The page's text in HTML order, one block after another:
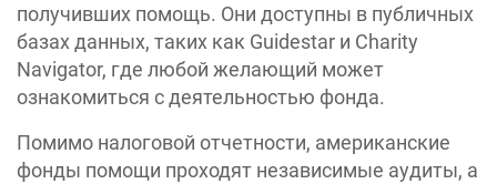
получивших помощь. Они доступны в публичных
базах данных, таких как Guidestar и Charity
Navigator, где любой желающий может
ознакомиться с деятельностью фонда.
Помимо налоговой отчетности, американские
фонды помощи проходят независимые аудиты, а